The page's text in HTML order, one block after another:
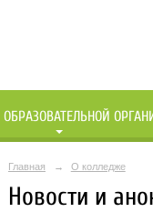
Главная → О колледже
Новости и